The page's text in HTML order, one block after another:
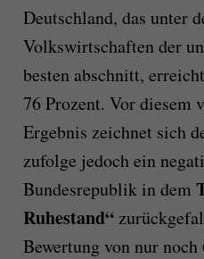
Deutschland, das unter
Volkswirtschaften der
besten abschnitt,
76 Prozent. Vor diesem
Ergebnis zeichnet sich
zufolge jedoch ein
Bundesrepublik in dem
Ruhestand“
Bewertung von nur